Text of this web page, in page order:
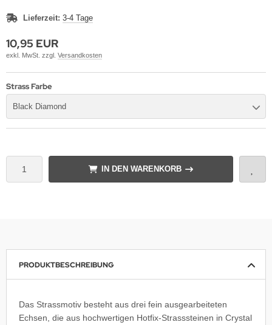
Lieferzeit: 3-4 Tage
10,95 EUR
exkl. MwSt. zzgl. Versandkosten
Strass Farbe
Black Diamond
IN DEN WARENKORB
PRODUKTBESCHREIBUNG
Das Strassmotiv besteht aus drei fein ausgearbeiteten
Echsen, die aus hochwertigen Hotfix-Strasssteinen in Crystal